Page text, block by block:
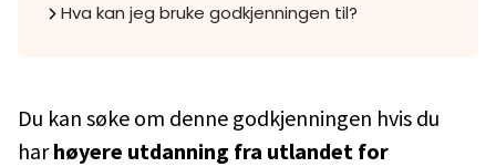
Hva kan jeg bruke godkjenningen til?
Du kan søke om denne godkjenningen hvis du
harhøyere utdanning fra utlandet for